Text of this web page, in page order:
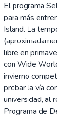
El programa
para más
Island. La
libre en
con Wide
invierno
probar la vía
universidad, al
Programa de